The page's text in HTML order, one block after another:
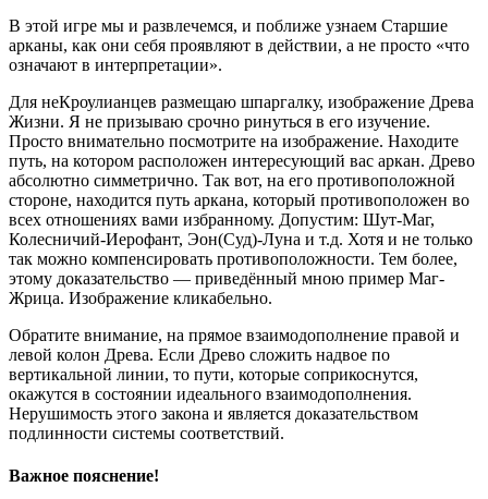
В этой игре мы и развлечемся, и поближе узнаем Старшие
арканы, как они себя проявляют в действии, а не просто «что
означают в интерпретации».
Для неКроулианцев размещаю шпаргалку, изображение Древа
Жизни. Я не призываю срочно ринуться в его изучение.
Просто внимательно посмотрите на изображение. Находите
путь, на котором расположен интересующий вас аркан. Древо
абсолютно симметрично. Так вот, на его противоположной
стороне, находится путь аркана, который противоположен во
всех отношениях вами избранному. Допустим: Шут-Маг,
Колесничий-Иерофант, Эон(Суд)-Луна и т.д. Хотя и не только
так можно компенсировать противоположности. Тем более,
этому доказательство — приведённый мною пример Маг-
Жрица. Изображение кликабельно.
Обратите внимание, на прямое взаимодополнение правой и
левой колон Древа. Если Древо сложить надвое по
вертикальной линии, то пути, которые соприкоснутся,
окажутся в состоянии идеального взаимодополнения.
Нерушимость этого закона и является доказательством
подлинности системы соответствий.
Важное пояснение!